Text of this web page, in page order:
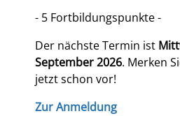
- 5 Fortbildungspunkte -
Der nächste Termin ist
September 2026. Merken
jetzt schon vor!
Zur Anmeldung